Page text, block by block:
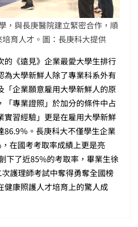
，與長庚醫院建立緊密合作，順
育人才。圖：長庚科大提供
的《遠見》企業最愛大學生排行
為大學新鮮人除了專業科系外有
「企業願意雇用大學新鮮人的原
「專業證照」於加分的條件中占
實習經驗」更是在雇用大學新鮮
86.9％。長庚科大不僅學生企業
在國考考取率成績上更是亮
下了近85%的考取率，畢業生徐
護理師考試中奪得勇奪全國榜
健康照護人才培育上的驚人成